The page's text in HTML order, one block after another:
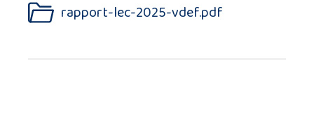
rapport-lec-2025-vdef.pdf